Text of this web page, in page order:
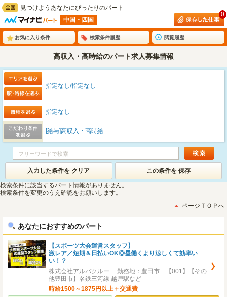
見つけようあなたにぴったりのパート
中国・四国
0
お気に入り条件 検索条件履歴 閲覧履歴
高収入・高時給のパート求人募集情報
指定なし/指定なし
指定なし
[給与]高収入・高時給
入力した条件を クリア この条件を 保存
検索条件に該当するパート情報がありません。
検索条件を変更のうえ確認をお願いします。
ページＴＯＰへ
あなたにおすすめのパート
【スポーツ大会運営スタッフ】
激レア／短期＆日払いOK◎昼働くより涼しくて効率い
い！？
株式会社アルバクルー 勤務地：豊田市 【001】【その
他豊田市】名鉄三河線 越戸駅など
時給1500～1875円以上＋交通費